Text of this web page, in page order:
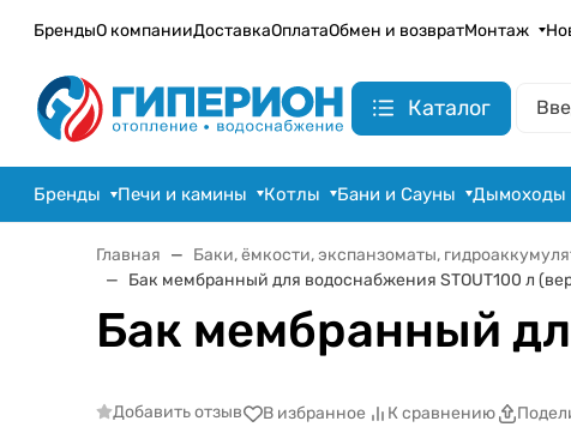
БрендыО компанииДоставкаОплатаОбмен и возвратМонтаж
Каталог
Бренды Печи и камины Котлы Бани и Сауны Дымоходы
Главная Баки, ёмкости, экспанзоматы,
Бак мембранный для водоснабжения STOUT100 л
Бак мембранный
Добавить отзыв В избранное К сравнению